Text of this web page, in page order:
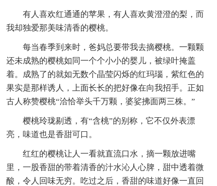
有人喜欢红通通的苹果，有人喜欢黄澄澄的梨，而
我却独爱那美味清香的樱桃。
每当春季到来时，爸妈总要带我去摘樱桃。一颗颗
还未成熟的樱桃如同一个个小小的婴儿，被绿叶掩盖
着。成熟了的就如无数个晶莹闪烁的红玛瑙，紫红色的
果实是那样诱人，上面长长的把好像在向我招手。正如
古人称赞樱桃“洽恰举头千万颗，婆娑拂面两三株。”
樱桃玲珑剔透，有“含桃”的别称，它不仅外表漂
亮，味道也是香甜可口。
红红的樱桃让人一看就直流口水，摘一颗放进嘴
里，一股香甜的带着清香的汁水沁人心脾，甜中透着微
酸，令人回味无穷。吃过之后，香甜的味道好像一直回